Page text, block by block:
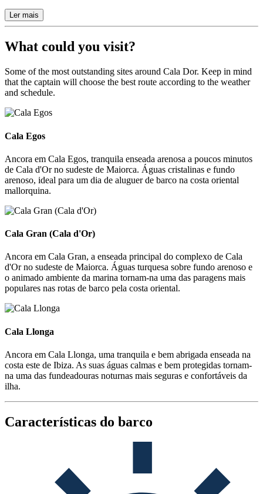
Ler mais
What could you visit?
Some of the most outstanding sites around Cala Dor. Keep in mind
that the captain will choose the best route according to the weather
and schedule.
Cala Egos
Cala Egos
Ancora em Cala Egos, tranquila enseada arenosa a poucos minutos
de Cala d'Or no sudeste de Maiorca. Águas cristalinas e fundo
arenoso, ideal para um dia de aluguer de barco na costa oriental
mallorquina.
Cala Gran (Cala d'Or)
Cala Gran (Cala d'Or)
Ancora em Cala Gran, a enseada principal do complexo de Cala
d'Or no sudeste de Maiorca. Águas turquesa sobre fundo arenoso e
o animado ambiente da marina tornam-na uma das paragens mais
populares nas rotas de barco pela costa oriental.
Cala Llonga
Cala Llonga
Ancora em Cala Llonga, uma tranquila e bem abrigada enseada na
costa este de Ibiza. As suas águas calmas e bem protegidas tornam-
na uma das fundeadouras noturnas mais seguras e confortáveis da
ilha.
Características do barco